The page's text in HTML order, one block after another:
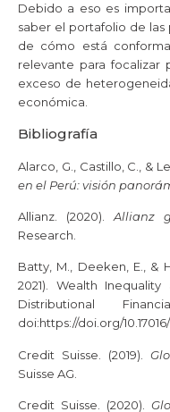
Debido a eso es
saber el portafolio de las
de cómo está
relevante para focalizar
exceso de
económica.
Bibliografía
Alarco, G., Castillo, C., &
en el Perú: visión
Allianz. (2020). Allianz
Research.
Batty, M., Deeken, E., &
2021). Wealth
Distributional
doi:https://doi.org/
Credit Suisse. (2019).
Suisse AG.
Credit Suisse. (2020).